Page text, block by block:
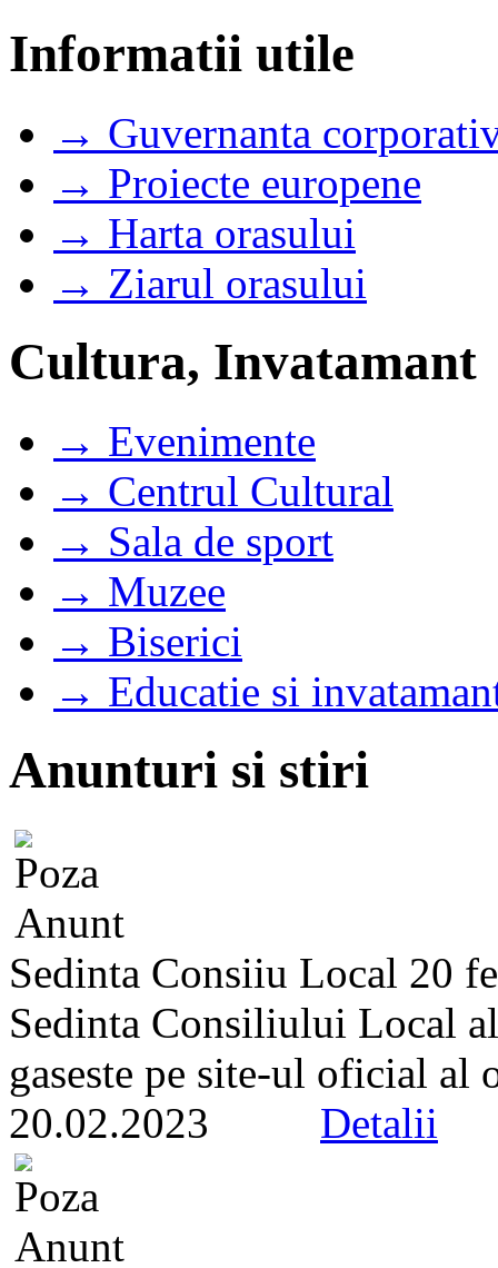
Informatii utile
→ Guvernanta
→ Proiecte europene
→ Harta orasului
→ Ziarul orasului
Cultura, Invatamant
→ Evenimente
→ Centrul Cultural
→ Sala de sport
→ Muzee
→ Biserici
→ Educatie si
Anunturi si stiri
Sedinta Consiiu Local 20
Sedinta Consiliului Local
gaseste pe site-ul oficial al
20.02.2023 Detalii